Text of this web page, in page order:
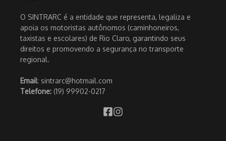
O SINTRARC é a entidade que representa, legaliza e
apoia os motoristas autônomos (caminhoneiros,
taxistas e escolares) de Rio Claro, garantindo seus
direitos e promovendo a segurança no transporte
regional.
Email: sintrarc@hotmail.com
Telefone: (19) 99902-0217